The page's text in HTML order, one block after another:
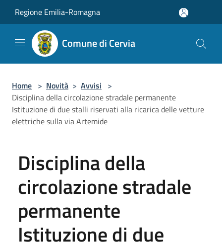
Regione Emilia-Romagna
Comune di Cervia
Home > Novità > Avvisi >
Disciplina della circolazione stradale permanente
Istituzione di due stalli riservati alla ricarica delle vetture
elettriche sulla via Artemide
Disciplina della
circolazione stradale
permanente
Istituzione di due